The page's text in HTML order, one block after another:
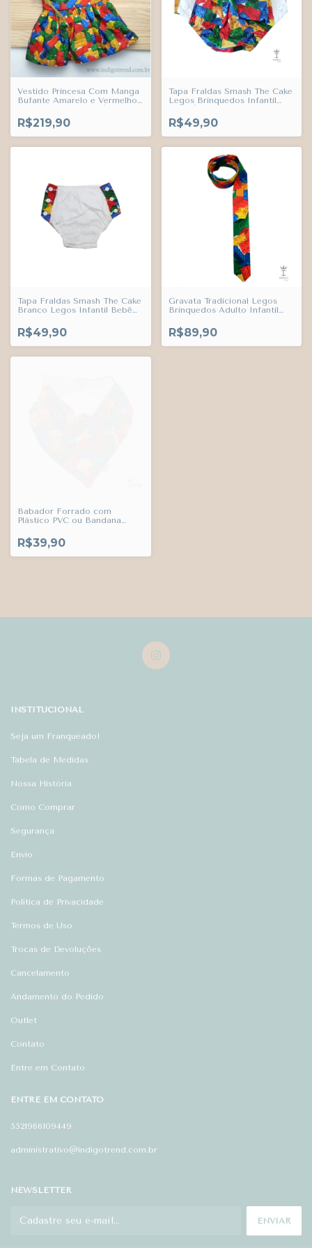
Vestido Princesa Com Manga
Bufante Amarelo e Vermelho
Trend
R$219,90
Tapa Fraldas Smash The Cake
Legos Brinquedos Infantil
R$49,90
Tapa Fraldas Smash The Cake
Branco Legos Infantil Bebê
R$49,90
Gravata Tradicional Legos
Brinquedos Adulto Infantil
R$89,90
Babador Forrado com
Plástico PVC ou Bandana
Infantil Bebê Índigo Trend
R$39,90
INSTITUCIONAL
Seja um Franqueado!
Tabela de Medidas
Nossa História
Como Comprar
Segurança
Envio
Formas de Pagamento
Política de Privacidade
Termos de Uso
Trocas de Devoluções
Cancelamento
Andamento do Pedido
Outlet
Contato
Entre em Contato
ENTRE EM CONTATO
5521966109449
administrativo@indigotrend.com.br
NEWSLETTER